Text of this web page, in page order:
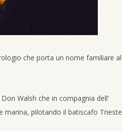
che porta un nome familiare al
Walsh che in compagnia dell’
marina, pilotando il batiscafo Trieste